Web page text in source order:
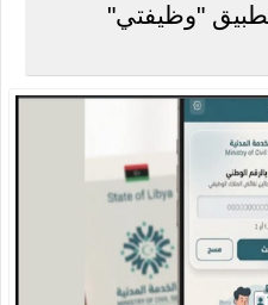
"وظيفتي"